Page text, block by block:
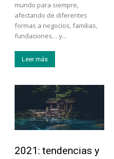
mundo para siempre,
afectando de diferentes
formas a negocios, familias,
fundaciones… y...
Leer más
2021: tendencias y